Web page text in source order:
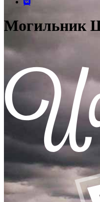
Могильник